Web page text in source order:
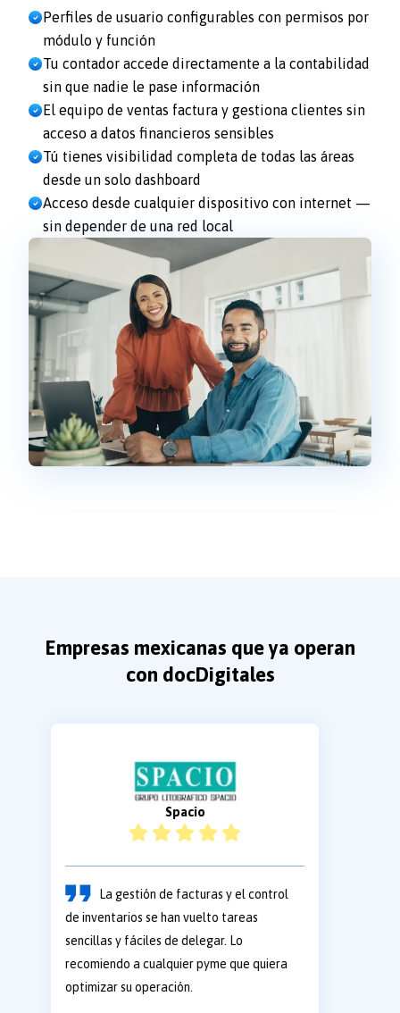
Perfiles de usuario configurables con permisos por
módulo y función
Tu contador accede directamente a la contabilidad
sin que nadie le pase información
El equipo de ventas factura y gestiona clientes sin
acceso a datos financieros sensibles
Tú tienes visibilidad completa de todas las áreas
desde un solo dashboard
Acceso desde cualquier dispositivo con internet —
sin depender de una red local
Empresas mexicanas que ya operan
con docDigitales
Idiaz
Llevo ya algún tiempo trabajando
con docDigitales y siempre he recibido un
trato cercano. La plataforma tiene
múltiples funciones que han hecho que mi
negocio crezca bastante en los últimos